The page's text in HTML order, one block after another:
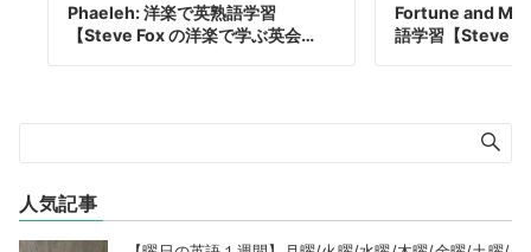
Phaeleh: 洋楽で英熟語学習
【Steve Fox の洋楽で学ぶ英会…
Fortune and
語学習【Steve …
人気記事